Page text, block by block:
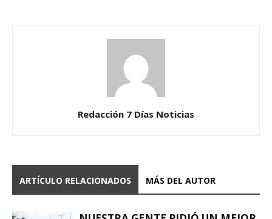
Redacción 7 Días Noticias
ARTÍCULO RELACIONADOS MÁS DEL AUTOR